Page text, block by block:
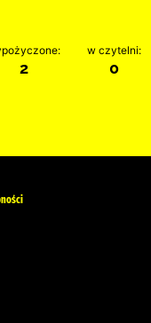
2
w czytelni:
0